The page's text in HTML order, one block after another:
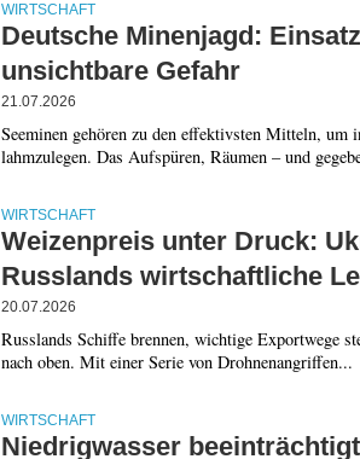
WIRTSCHAFT
Deutsche Minenjagd:
unsichtbare Gefahr
21.07.2026
Seeminen gehören zu den effektivsten Mitteln, um
lahmzulegen. Das Aufspüren, Räumen – und
WIRTSCHAFT
Weizenpreis unter Druck:
Russlands wirtschaftliche
20.07.2026
Russlands Schiffe brennen, wichtige Exportwege
nach oben. Mit einer Serie von Drohnenangriffen...
WIRTSCHAFT
Niedrigwasser